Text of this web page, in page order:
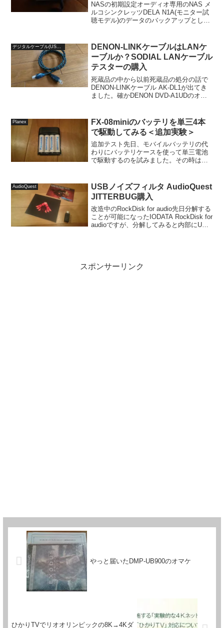
NASの初期設定オーディオ専用のNAS メ
ルコシンクレッツDELA N1A(モニター試
聴モデル)のデータのバックアップとして
QNAP TS-131Kと保存用のHDDとし...
デジタルケーブル(USB/HDMI/LAN/COAXIAL)
DENON-LINKケーブルはLANケ
ーブルか？SODIAL LANケーブル
テスターの購入
死蔵品の中から以前死蔵品の処分の話で
DENON-LINKケーブル AK-DL1が出てき
ました。確かDENON DVD-A1UDのオマ
あるものの、接続先となる...
Planex
FX-08miniのバッテリを単三4本
で駆動してみる＜追加実験＞
追加テスト先日、モバイルバッテリの代
わりにバッテリケースを使って単三電池
で駆動するのを試みました。その時は、
不完全燃焼だったので、今回は5Vを確保
できるバッテリケースを...
AudioQuest
USBノイズフィルタ AudioQuest
JITTERBUG購入
改造中のRockDisk for audio先日分解する
ことが可能になったIODATA RockDisk for
audioですが、分解してみると内部にUSB
スポンサーリンク
やっと届いたDMP-UB900のオマケ
ひかりTVでリオオリンピックの8K→4Kダ